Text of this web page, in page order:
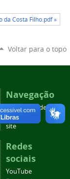
da Costa Filho.pdf »
Voltar para o topo
Navegação
Acessibilidade
Mapa do
site
Redes
sociais
YouTube